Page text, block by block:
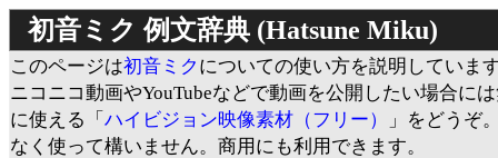
初音ミク 例文辞典 (Hatsune Miku)
このページは初音ミク についての使い方を説明していま
ニコニコ動画やYouTubeなどで動画を公開したい場合に
に使える「 ハイビジョン映像素材（フリー）
」をどうぞ
なく使って構いません。商用にも利用できます。